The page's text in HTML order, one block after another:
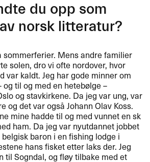
du opp som
norsk litteratur?​​
sommerferier. Mens andre familier
solen, dro vi ofte nordover, hvor
var kaldt. Jeg har gode minner om
og til og med en heteb​ø​lge ​–
og stavkirkene. Da jeg var ung, var
det var ogs​å Johann Olav Koss.
mine hadde til og med vunnet en sk​
ham. Da jeg var nyutdannet jobbet
baron i en fishing lodge i
hans fisket etter laks der. Jeg
til Sogndal, og fl​ø​y tilbake med et